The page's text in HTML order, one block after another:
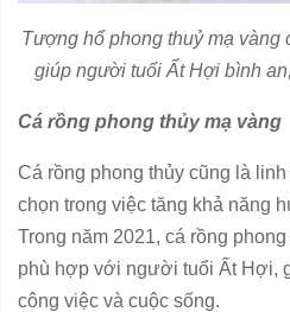
Tượng hổ phong thuỷ mạ vàng
giúp người tuổi Ất Hợi bình
Cá rồng phong thủy mạ vàng
Cá rồng phong thủy cũng là
chọn trong việc tăng khả năng
Trong năm 2021, cá rồng
phù hợp với người tuổi Ất Hợi,
công việc và cuộc sống.